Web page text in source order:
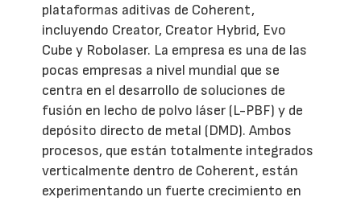
plataformas aditivas de Coherent,
incluyendo Creator, Creator Hybrid, Evo
Cube y Robolaser. La empresa es una de las
pocas empresas a nivel mundial que se
centra en el desarrollo de soluciones de
fusión en lecho de polvo láser (L-PBF) y de
depósito directo de metal (DMD). Ambos
procesos, que están totalmente integrados
verticalmente dentro de Coherent, están
experimentando un fuerte crecimiento en